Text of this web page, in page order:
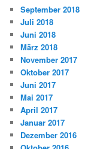
September 2018
Juli 2018
Juni 2018
März 2018
November 2017
Oktober 2017
Juni 2017
Mai 2017
April 2017
Januar 2017
Dezember 2016